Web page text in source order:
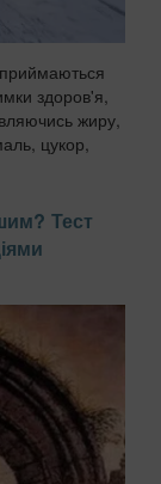
здоров'я,
жиру,
цукор,
Тест